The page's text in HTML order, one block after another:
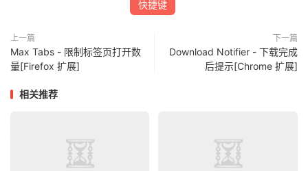
快捷键
上一篇
Max Tabs - 限制标签页打开数
量[Firefox 扩展]
下一篇
Download Notifier - 下载完成
后提示[Chrome 扩展]
相关推荐